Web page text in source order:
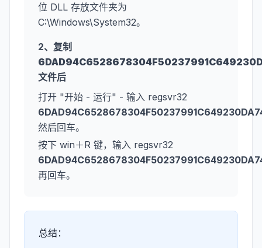
位 DLL 存放文件夹为
C:\Windows\System32。
2、复制
文件后
打开 "开始 - 运行" - 输入 regsvr32
然后回车。
按下 win＋R 键，输入 regsvr32
再回车。
总结：